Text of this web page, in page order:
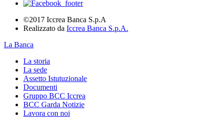
©2017 Iccrea Banca S.p.A
Realizzato da Iccrea Banca S.p.A.
La Banca
La storia
La sede
Assetto Istutuzionale
Documenti
Gruppo BCC Iccrea
BCC Garda Notizie
Lavora con noi